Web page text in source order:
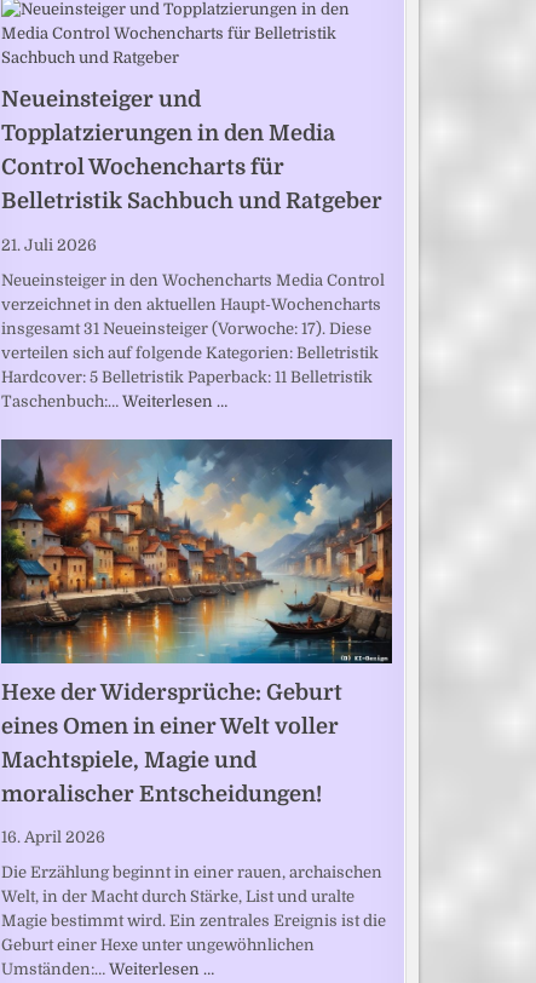
Neueinsteiger und
Topplatzierungen in den Media
Control Wochencharts für
Belletristik Sachbuch und Ratgeber
21. Juli 2026
Neueinsteiger in den Wochencharts Media Control
verzeichnet in den aktuellen Haupt-Wochencharts
insgesamt 31 Neueinsteiger (Vorwoche: 17). Diese
verteilen sich auf folgende Kategorien: Belletristik
Hardcover: 5 Belletristik Paperback: 11 Belletristik
Taschenbuch:… Weiterlesen …
Hexe der Widersprüche: Geburt
eines Omen in einer Welt voller
Machtspiele, Magie und
moralischer Entscheidungen!
16. April 2026
Die Erzählung beginnt in einer rauen, archaischen
Welt, in der Macht durch Stärke, List und uralte
Magie bestimmt wird. Ein zentrales Ereignis ist die
Geburt einer Hexe unter ungewöhnlichen
Umständen:… Weiterlesen …